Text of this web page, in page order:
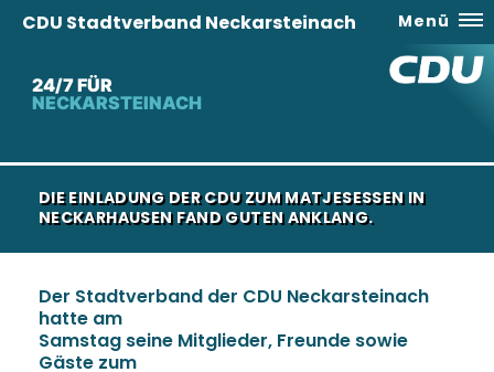
24/7 FÜR
NECKARSTEINACH
CDU Stadtverband Neckarsteinach Menü
DIE EINLADUNG DER CDU ZUM MATJESESSEN IN
NECKARHAUSEN FAND GUTEN ANKLANG.
Der Stadtverband der CDU Neckarsteinach
hatte am
Samstag seine Mitglieder, Freunde sowie
Gäste zum